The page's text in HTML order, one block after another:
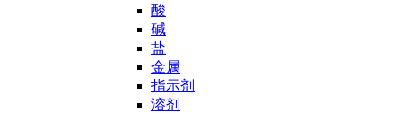
酸
碱
盐
金属
指示剂
溶剂